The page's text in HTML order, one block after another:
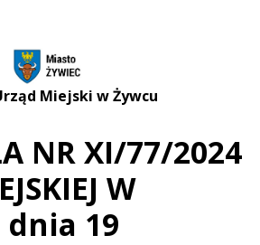
Miejski w Żywcu
NR XI/77/2024
W
dnia 19